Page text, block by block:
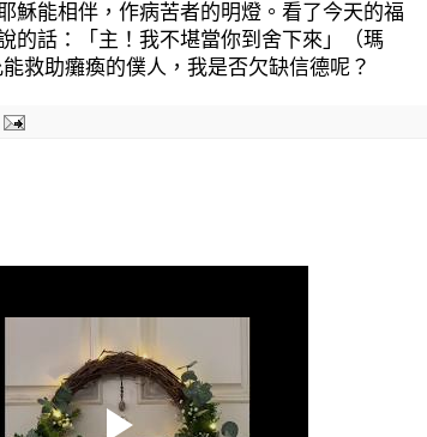
穌能相伴，作病苦者的明燈。看了今天的福
的話：「主！我不堪當你到舍下來」（瑪
救助癱瘓的僕人，我是否欠缺信德呢？